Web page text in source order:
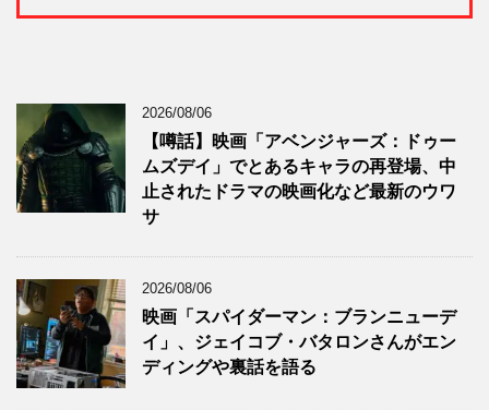
2026/08/06
【噂話】映画「アベンジャーズ：ドゥー
ムズデイ」でとあるキャラの再登場、中
止されたドラマの映画化など最新のウワ
サ
2026/08/06
映画「スパイダーマン：ブランニューデ
イ」、ジェイコブ・バタロンさんがエン
ディングや裏話を語る